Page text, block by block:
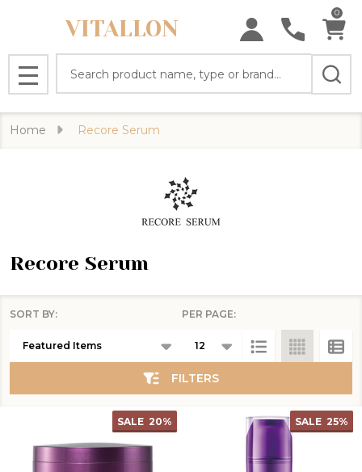
VITALLON
0
MENU
Home Recore Serum
Recore Serum
SORT BY: PER PAGE:
FILTERS
SALE 20% SALE 25%